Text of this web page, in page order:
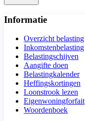
Informatie
Overzicht belasting
Inkomstenbelasting
Belastingschijven
Aangifte doen
Belastingkalender
Heffingskortingen
Loonstrook lezen
Eigenwoningforfait
Woordenboek